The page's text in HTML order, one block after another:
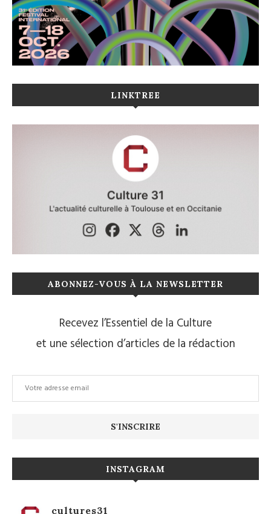
LINKTREE
ABONNEZ-VOUS À LA NEWSLETTER
Recevez l’Essentiel de la Culture
et une sélection d’articles de la rédaction
INSTAGRAM
cultures31